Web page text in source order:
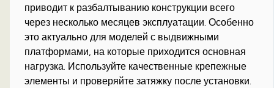
приводит к разбалтыванию конструкции всего
через несколько месяцев эксплуатации. Особенно
это актуально для моделей с выдвижными
платформами, на которые приходится основная
нагрузка. Используйте качественные крепежные
элементы и проверяйте затяжку после установки.